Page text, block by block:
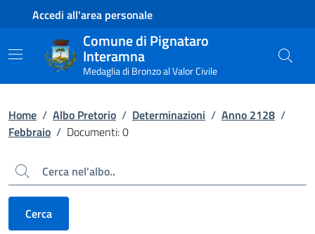
Contenuto principale
Piede di paginaAccedi all'area personale
Comune di Pignataro
Interamna
Medaglia di Bronzo al Valor Civile
Home / Albo Pretorio / Determinazioni / Anno 2128 /
Febbraio / Documenti: 0
Cerca
Cerca